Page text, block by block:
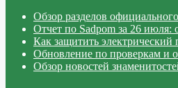
Обзор разделов
Отчет по Sadpom за 26
Как защитить
Обновление по проверкам и
Обзор новостей